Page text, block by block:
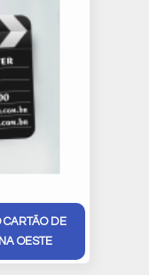
CARTÃO DE
OESTE